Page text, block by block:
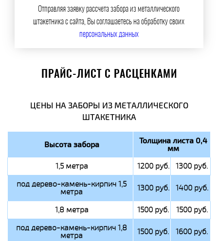
Отправляя заявку рассчета забора из металлического
штакетника с сайта, Вы соглашаетесь на обработку своих
персональных данных
ПРАЙС-ЛИСТ С РАСЦЕНКАМИ
ЦЕНЫ НА ЗАБОРЫ ИЗ МЕТАЛЛИЧЕСКОГО
ШТАКЕТНИКА
Высота забора Толщина листа 0,4
мм
1,5 метра 1200 руб.
1300 руб.
под дерево-камень-кирпич 1,5
метра 1300 руб. 1400 руб.
1,8 метра 1500 руб.
1500 руб.
под дерево-камень-кирпич 1,8
метра 1500 руб. 1600 руб.